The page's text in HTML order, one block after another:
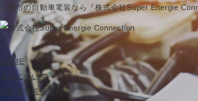
京都市の自動車電装なら『株式会社Super Energie
HOME
当社について
自動車電装事業部